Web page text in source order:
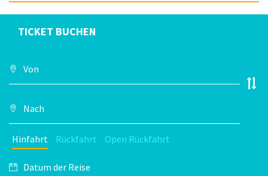
TICKET BUCHEN
Hinfahrt Rückfahrt Open Rückfahrt